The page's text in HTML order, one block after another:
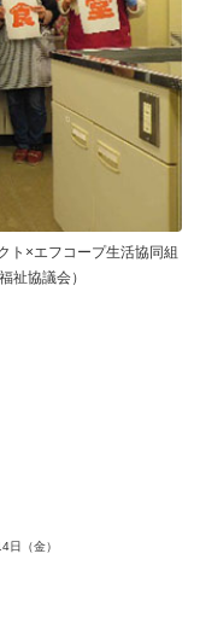
ト×エフコープ生活協同組
祉協議会）
日（金）